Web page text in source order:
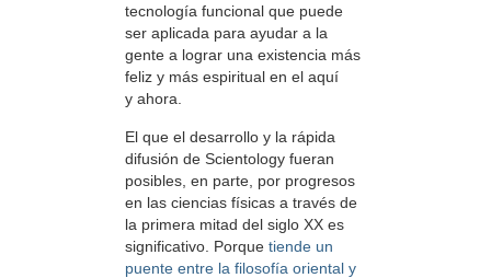
tecnología funcional que puede
ser aplicada para ayudar a la
gente a lograr una existencia más
feliz y más espiritual en el aquí
y ahora.
El que el desarrollo y la rápida
difusión de Scientology fueran
posibles, en parte, por progresos
en las ciencias físicas a través de
la primera mitad del siglo XX es
significativo. Porque tiende un
puente entre la filosofía oriental y